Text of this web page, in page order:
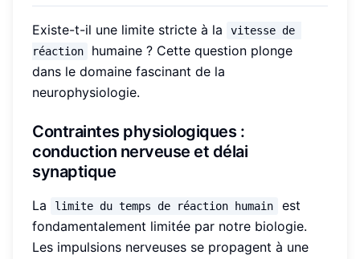
Existe-t-il une limite stricte à la
vitesse de
réaction
humaine ? Cette question plonge
dans le domaine fascinant de la
neurophysiologie.
Contraintes physiologiques :
conduction nerveuse et délai
synaptique
La limite du temps de réaction humain
est
fondamentalement limitée par notre biologie.
Les impulsions nerveuses se propagent à une